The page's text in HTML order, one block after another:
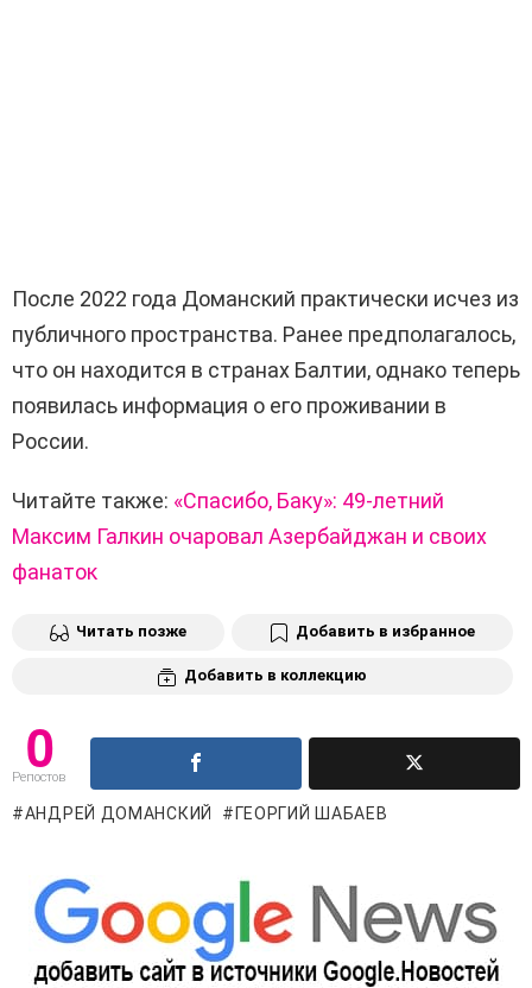
После 2022 года Доманский практически исчез из
публичного пространства. Ранее предполагалось,
что он находится в странах Балтии, однако теперь
появилась информация о его проживании в
России.
Читайте также: «Спасибо, Баку»: 49-летний
Максим Галкин очаровал Азербайджан и своих
фанаток
Читать позже Добавить в избранное
Добавить в коллекцию
0
Репостов
АНДРЕЙ ДОМАНСКИЙ ГЕОРГИЙ ШАБАЕВ